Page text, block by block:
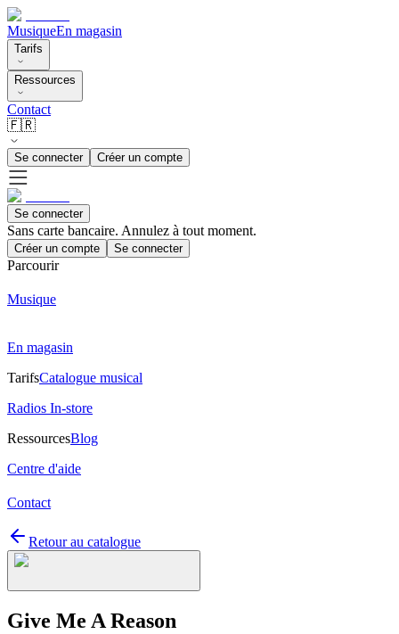
MusiqueEn magasin
Tarifs
Ressources
Contact
🇫🇷
Se connecter Créer un compte
Se connecter
Sans carte bancaire. Annulez à tout moment.
Créer un compte Se connecter
Parcourir
Musique
En magasin
TarifsCatalogue musical
Radios In-store
RessourcesBlog
Centre d'aide
Contact
Retour au catalogue
Give Me A Reason